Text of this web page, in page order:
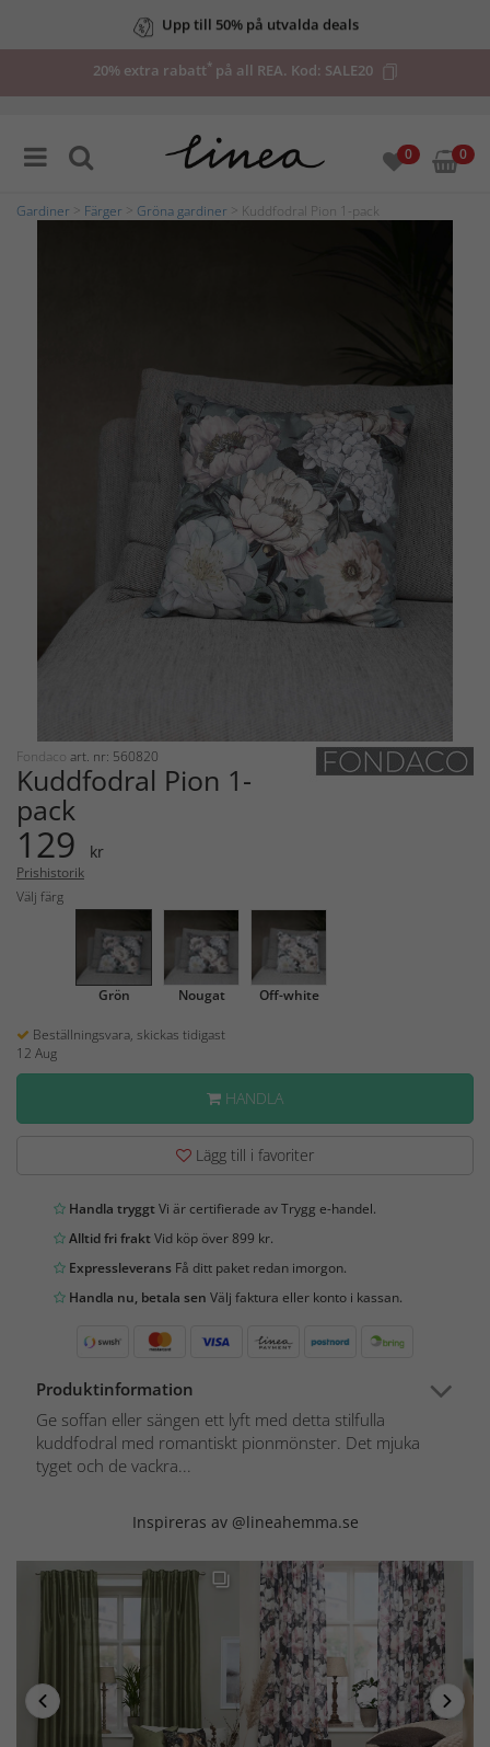
Upp till 50% på utvalda deals
20% extra rabatt*på all REA. Kod: SALE20
0 0
Gardiner Färger Gröna gardiner > Kuddfodral Pion 1-pack
Fondaco art. nr: 560820
Kuddfodral Pion 1-
pack
129 kr
Prishistorik
Välj färg
Grön Nougat Off-white
Beställningsvara, skickas tidigast
12 Aug
HANDLA
Lägg till i favoriter
Handla tryggtVi är certifierade av Trygg e-handel.
Alltid fri fraktVid köp över 899 kr.
Expressleverans Få ditt paket redan imorgon.
Handla nu, betala sen Välj faktura eller konto i kassan.
Produktinformation
Ge soffan eller sängen ett lyft med detta stilfulla
kuddfodral med romantiskt pionmönster. Det mjuka
tyget och de vackra...
Inspireras av @lineahemma.se